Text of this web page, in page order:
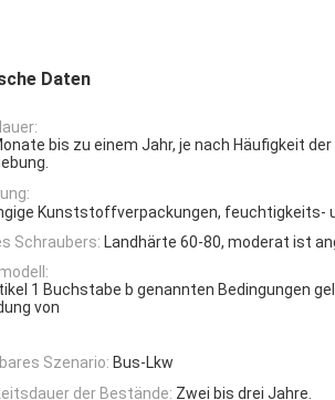
Daten
bis zu einem Jahr, je nach Häufigkeit
Kunststoffverpackungen, feuchtigkeits-
Schraubers: Landhärte 60-80, moderat ist
1 Buchstabe b genannten Bedingungen
von
Szenario: Bus-Lkw
der Bestände: Zwei bis drei Jahre.